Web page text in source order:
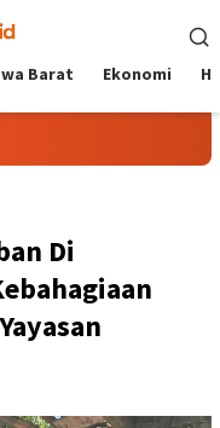
Barat Ekonomi
Di